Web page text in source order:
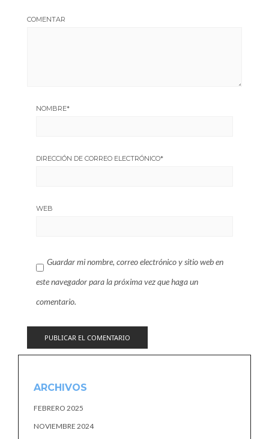
COMENTAR
NOMBRE*
DIRECCIÓN DE CORREO ELECTRÓNICO*
WEB
Guardar mi nombre, correo electrónico y sitio web en
este navegador para la próxima vez que haga un
comentario.
ARCHIVOS
FEBRERO 2025
NOVIEMBRE 2024